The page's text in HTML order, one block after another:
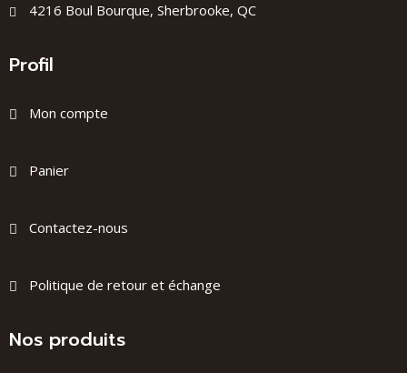
4216 Boul Bourque, Sherbrooke, QC
Profil
Mon compte
Panier
Contactez-nous
Politique de retour et échange
Nos produits